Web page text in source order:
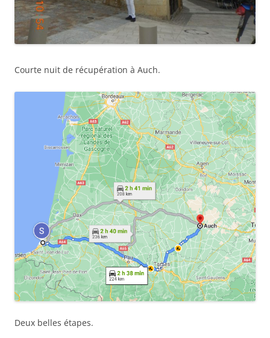
Courte nuit de récupération à Auch.
Deux belles étapes.